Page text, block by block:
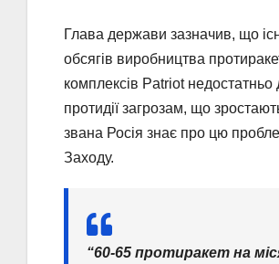
Глава держави зазначив, що
обсягів виробництва
комплексів Patriot недостатньо
протидії загрозам, що
звана Росія знає про цю
Заходу.
“60-65 протиракет на